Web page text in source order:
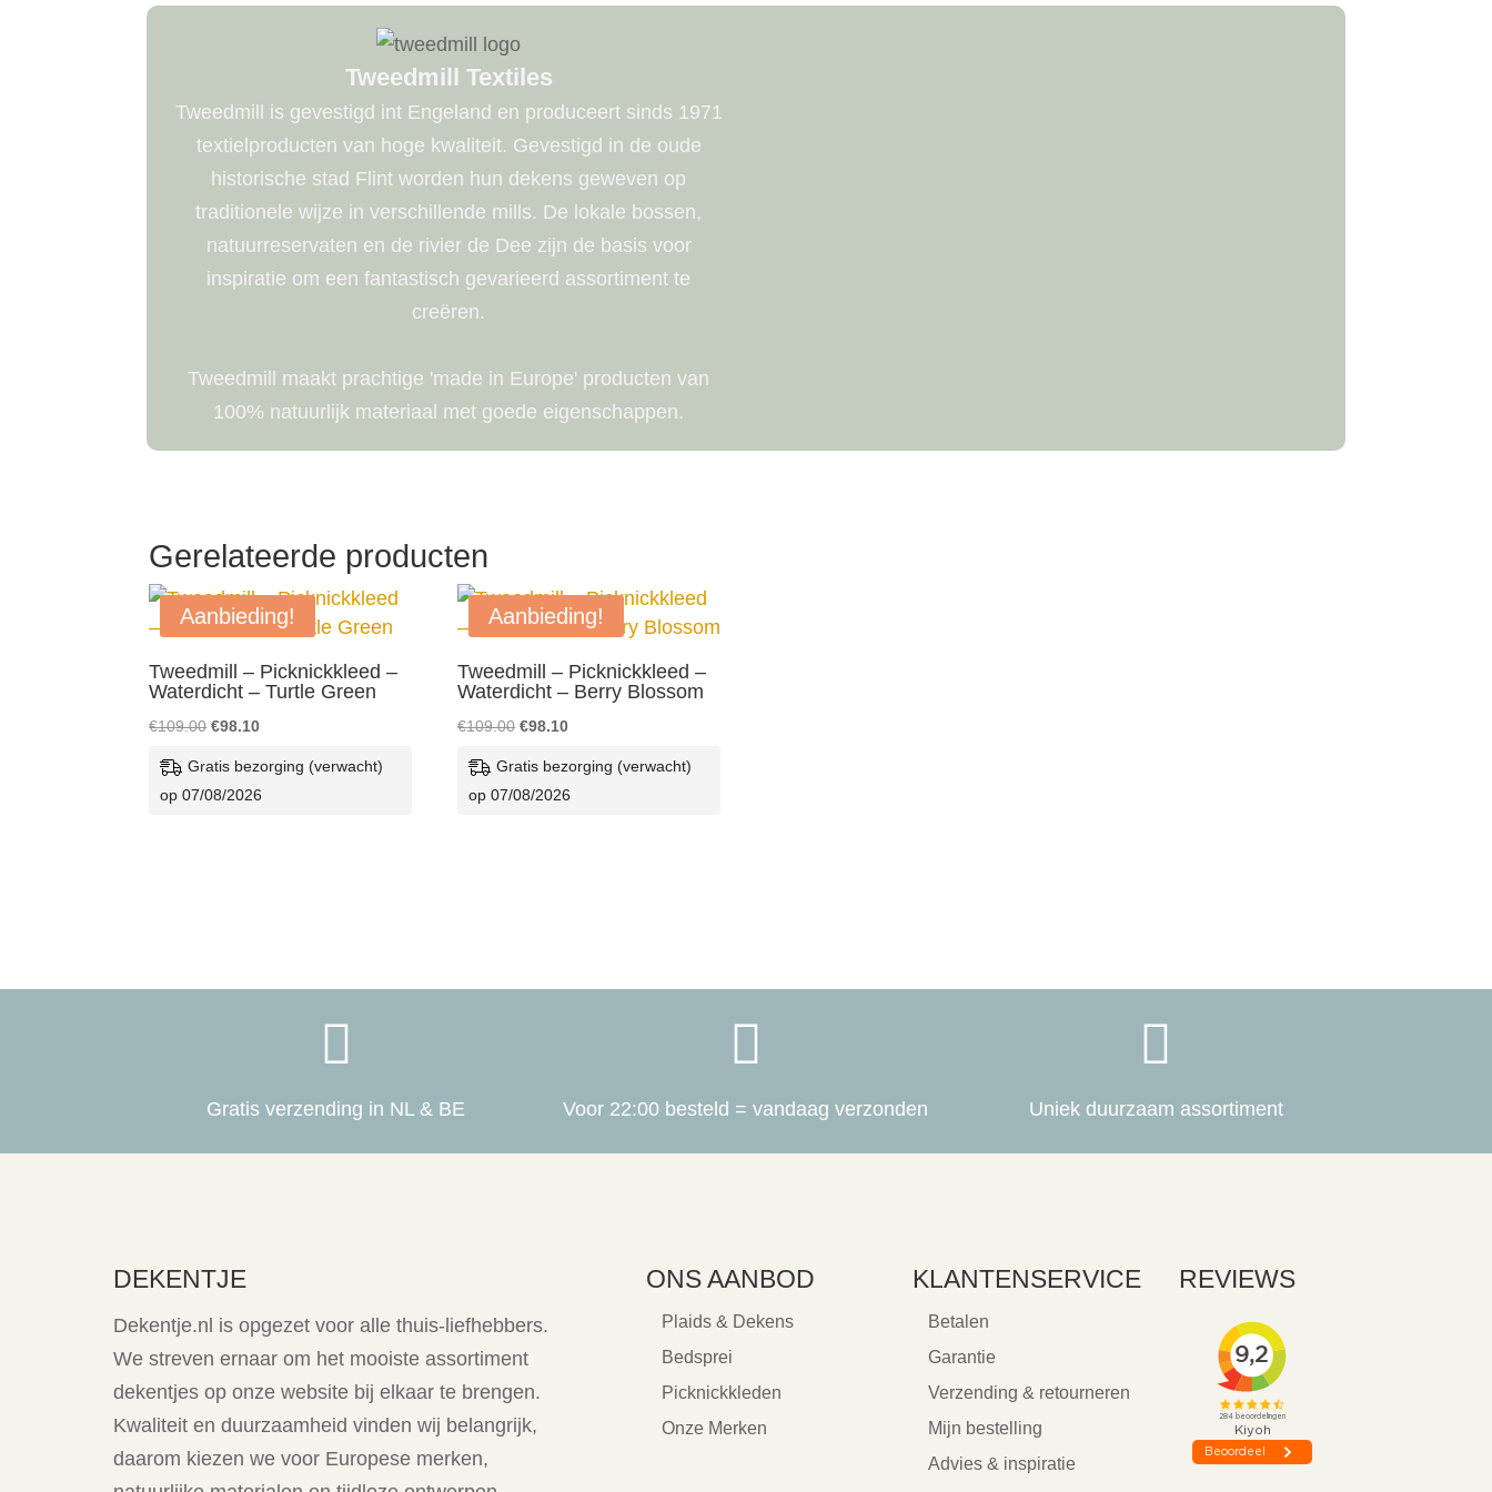
Tweedmill Textiles
Tweedmill is gevestigd int Engeland en produceert sinds 1971
textielproducten van hoge kwaliteit. Gevestigd in de oude
historische stad Flint worden hun dekens geweven op
traditionele wijze in verschillende mills. De lokale bossen,
natuurreservaten en de rivier de Dee zijn de basis voor
inspiratie om een ​​fantastisch gevarieerd assortiment te
creëren.
Tweedmill maakt prachtige 'made in Europe' producten van
100% natuurlijk materiaal met goede eigenschappen.
Gerelateerde producten
Aanbieding!
Tweedmill – Picknickkleed –
Waterdicht – Turtle Green
€109.00 Oorspronkelijke
€98.10Huidige
Gratis bezorging (verwacht)
op 07/08/2026
Aanbieding!
Tweedmill – Picknickkleed –
Waterdicht – Berry Blossom
€109.00 Oorspronkelijke
€98.10Huidige
Gratis bezorging (verwacht)
op 07/08/2026

Gratis verzending in NL & BE

Voor 22:00 besteld = vandaag verzonden

Uniek duurzaam assortiment
DEKENTJE
Dekentje.nl is opgezet voor alle thuis-liefhebbers.
We streven ernaar om het mooiste assortiment
dekentjes op onze website bij elkaar te brengen.
Kwaliteit en duurzaamheid vinden wij belangrijk,
daarom kiezen we voor Europese merken,
ONS AANBOD
Plaids & Dekens
Bedsprei
Picknickkleden
Onze Merken
KLANTENSERVICE
Betalen
Garantie
Verzending & retourneren
Mijn bestelling
Advies & inspiratie
REVIEWS